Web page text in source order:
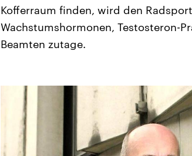
Kofferraum finden, wird den
Wachstumshormonen, Testosteron-
Beamten zutage.